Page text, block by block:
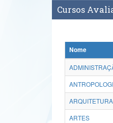
Cursos
Nome
ARTES